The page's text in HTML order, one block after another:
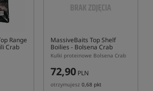
Range
Crab
MassiveBaits Top Shelf
Boilies - Bolsena Crab
Kulki proteinowe Bolsena Crab
72,90 PLN
otrzymujesz 0,68 pkt